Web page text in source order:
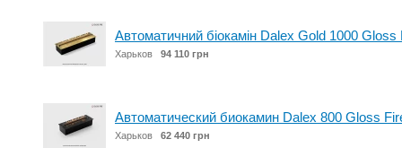
Автоматичний біокамін Dalex Gold 1000 Gloss
Харьков 94 110 грн
Автоматический биокамин Dalex 800 Gloss
Харьков 62 440 грн